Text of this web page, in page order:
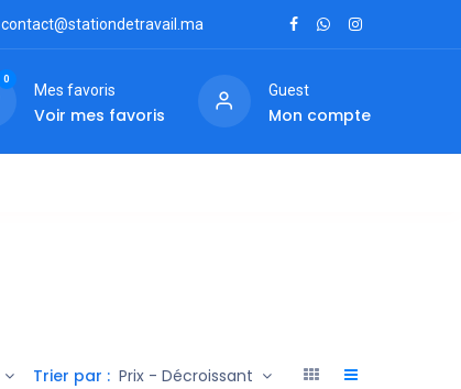
contact@stationdetravail.ma
0
Mes favoris
Voir mes favoris
Guest
Mon compte
Trier par : Prix - Décroissant